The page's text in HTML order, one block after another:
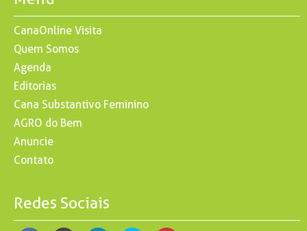
CanaOnline Visita
Quem Somos
Agenda
Editorias
Cana Substantivo Feminino
AGRO do Bem
Anuncie
Contato
Redes Sociais